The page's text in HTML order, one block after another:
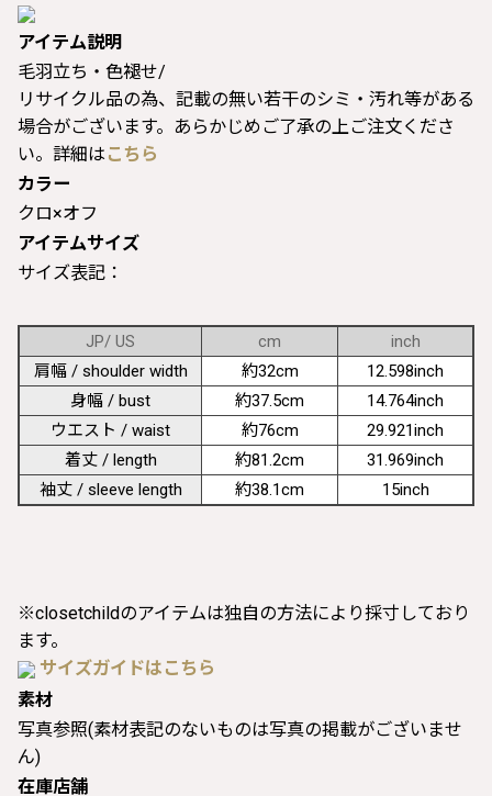
アイテム説明
毛羽立ち・色褪せ/
リサイクル品の為、記載の無い若干のシミ・汚れ等がある
場合がございます。あらかじめご了承の上ご注文くださ
い。詳細は こちら
カラー
クロ×オフ
アイテムサイズ
サイズ表記：
JP/ US cm
inch
肩幅 / shoulder width
約32cm
12.598inch
身幅 / bust
約37.5cm
14.764inch
ウエスト / waist
約76cm
29.921inch
着丈 / length
約81.2cm
31.969inch
袖丈 / sleeve length
約38.1cm 15inch
※closetchildのアイテムは独自の方法により採寸しており
ます。
サイズガイドはこちら
素材
写真参照(素材表記のないものは写真の掲載がございませ
ん)
在庫店舗